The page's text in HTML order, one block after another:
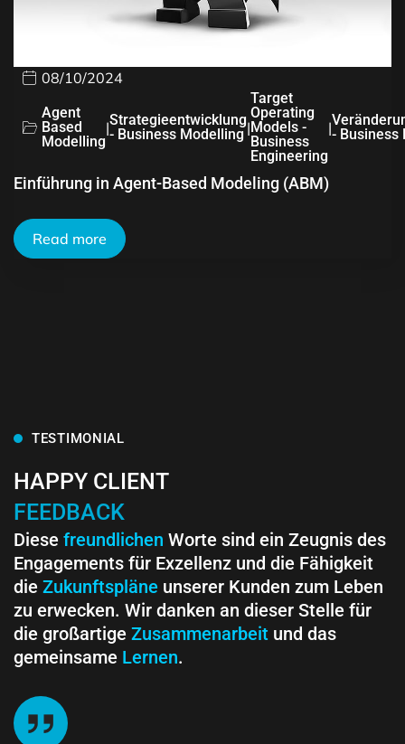
08/10/2024
Agent
Based
Modelling
|Strategieentwicklung
- Business Modelling |
Target
Operating
Models -
Business
Engineering
|- Business
Einführung in Agent-Based Modeling (ABM)
Read more
TESTIMONIAL
HAPPY CLIENT
FEEDBACK
Diese freundlichen Worte sind ein Zeugnis des
Engagements für Exzellenz und die Fähigkeit
die Zukunftspläne unserer Kunden zum Leben
zu erwecken. Wir danken an dieser Stelle für
die großartige Zusammenarbeit und das
gemeinsame Lernen.